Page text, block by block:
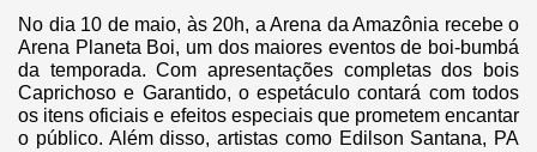
No dia 10 de maio, às 20h, a Arena da Amazônia recebe o
Arena Planeta Boi, um dos maiores eventos de boi-bumbá
da temporada. Com apresentações completas dos bois
Caprichoso e Garantido, o espetáculo contará com todos
os itens oficiais e efeitos especiais que prometem encantar
o público. Além disso, artistas como Edilson Santana, PA